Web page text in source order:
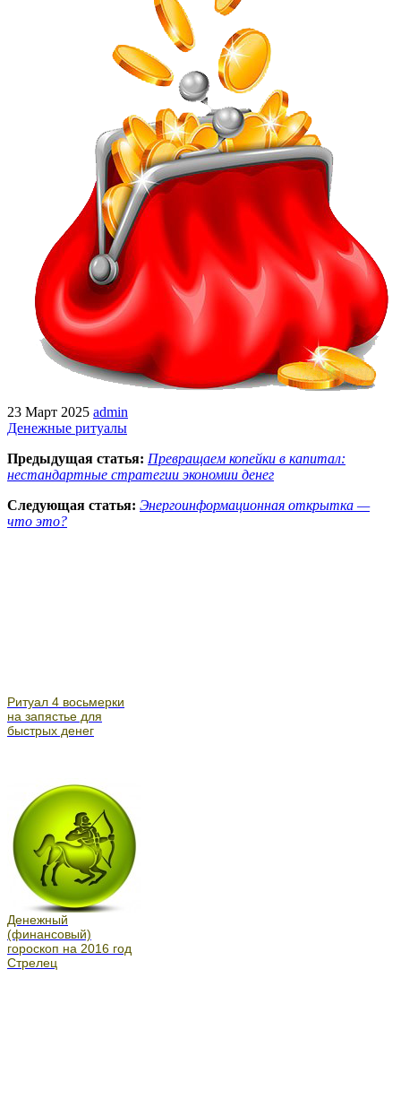
23 Март 2025 admin
Денежные ритуалы
Предыдущая статья: Превращаем копейки в капитал:
нестандартные стратегии экономии денег
Следующая статья: Энергоинформационная открытка —
что это?
Ритуал 4 восьмерки
на запястье для
быстрых денег
Денежный
(финансовый)
гороскоп на 2016 год
Стрелец